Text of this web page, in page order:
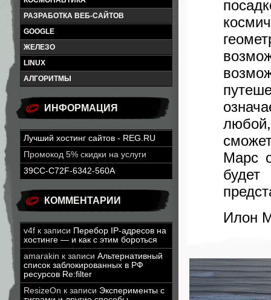
РАЗРАБОТКА ВЕБ-САЙТОВ
GOOGLE
ЖЕЛЕЗО
LINUX
АЛГОРИТМЫ
ИНФОРМАЦИЯ
Лучший хостинг сайтов - REG.RU
Промокод 5% скидки на услуги
39CC-C72F-6342-560A
КОММЕНТАРИИ
v4f к записи Перебор IP-адресов на
хостинге — и как с этим бороться
amarakin к записи Альтернативный
список заблокированных в РФ
ресурсов Re:filter
ResizeOn к записи Эксперименты с
Марс
Илон